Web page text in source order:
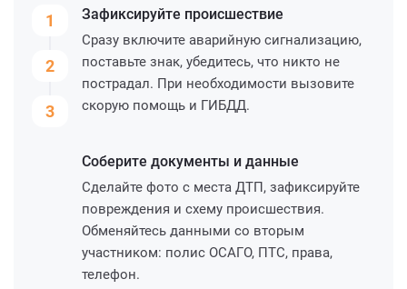
1
2
3
Зафиксируйте происшествие
Сразу включите аварийную сигнализацию,
поставьте знак, убедитесь, что никто не
пострадал. При необходимости вызовите
скорую помощь и ГИБДД.
Соберите документы и данные
Сделайте фото с места ДТП, зафиксируйте
повреждения и схему происшествия.
Обменяйтесь данными со вторым
участником: полис ОСАГО, ПТС, права,
телефон.